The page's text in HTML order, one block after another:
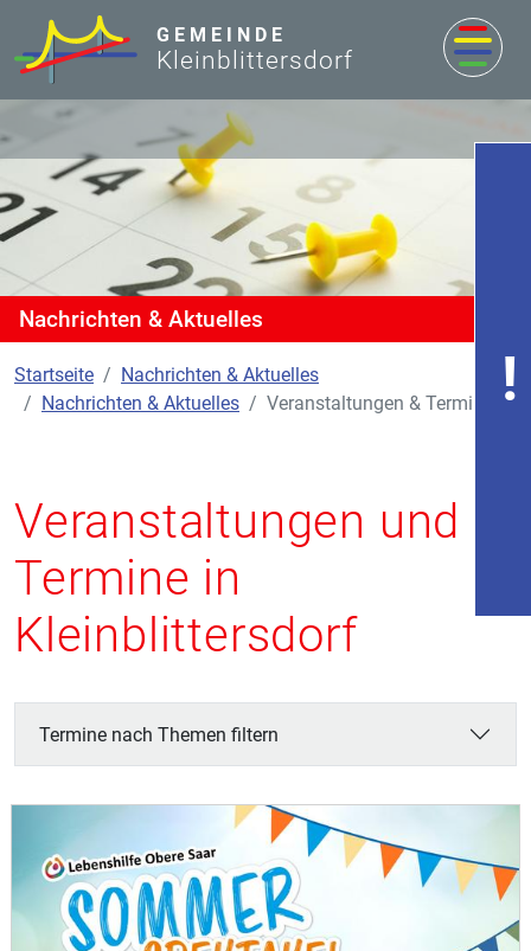
GEMEINDE
Kleinblittersdorf
Nachrichten & Aktuelles
Startseite
Nachrichten & Aktuelles
Nachrichten & Aktuelles
Veranstaltungen & Termine
Veranstaltungen und
Termine in
Kleinblittersdorf
Termine nach Themen filtern